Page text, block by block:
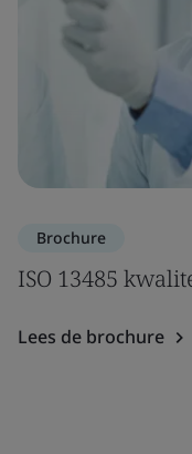
Brochure
ISO 13485
Lees de brochure